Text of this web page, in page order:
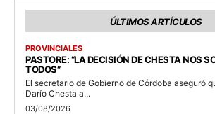
ÚLTIMOS ARTÍCULOS
PROVINCIALES
PASTORE: “LA DECISIÓN DE CHESTA NOS
TODOS”
El secretario de Gobierno de Córdoba aseguró
Darío Chesta a...
03/08/2026